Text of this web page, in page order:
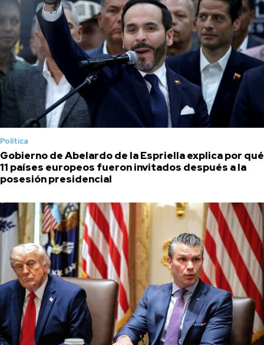
Política
Gobierno de Abelardo de la Espriella explica por qué
11 países europeos fueron invitados después a la
posesión presidencial